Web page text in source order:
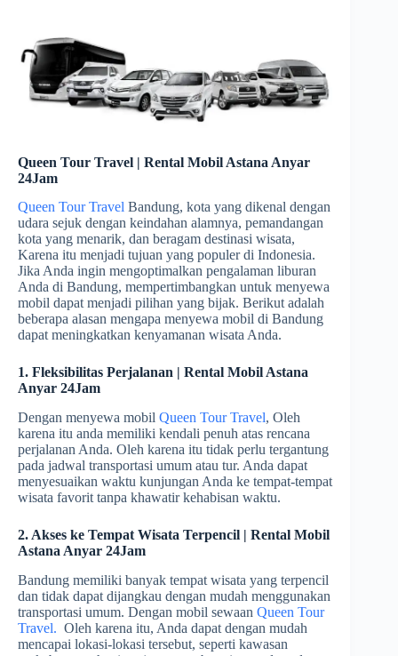
Queen Tour Travel | Rental Mobil Astana Anyar
24Jam
Queen Tour Travel Bandung, kota yang dikenal dengan
udara sejuk dengan keindahan alamnya, pemandangan
kota yang menarik, dan beragam destinasi wisata,
Karena itu menjadi tujuan yang populer di Indonesia.
Jika Anda ingin mengoptimalkan pengalaman liburan
Anda di Bandung, mempertimbangkan untuk menyewa
mobil dapat menjadi pilihan yang bijak. Berikut adalah
beberapa alasan mengapa menyewa mobil di Bandung
dapat meningkatkan kenyamanan wisata Anda.
1. Fleksibilitas Perjalanan | Rental Mobil Astana
Anyar 24Jam
Dengan menyewa mobil Queen Tour Travel, Oleh
karena itu anda memiliki kendali penuh atas rencana
perjalanan Anda. Oleh karena itu tidak perlu tergantung
pada jadwal transportasi umum atau tur. Anda dapat
menyesuaikan waktu kunjungan Anda ke tempat-tempat
wisata favorit tanpa khawatir kehabisan waktu.
2. Akses ke Tempat Wisata Terpencil | Rental Mobil
Astana Anyar 24Jam
Bandung memiliki banyak tempat wisata yang terpencil
dan tidak dapat dijangkau dengan mudah menggunakan
transportasi umum. Dengan mobil sewaan Queen Tour
Travel. Oleh karena itu, Anda dapat dengan mudah
mencapai lokasi-lokasi tersebut, seperti kawasan